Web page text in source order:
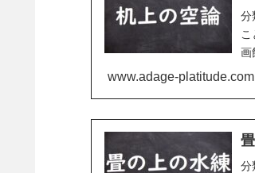
分
こ
画
www.adage-platitude.com
分